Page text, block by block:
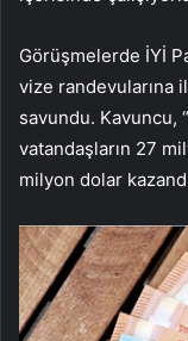
Görüşmelerde İYİ
vize randevularına
savundu. Kavuncu,
vatandaşların 27
milyon dolar